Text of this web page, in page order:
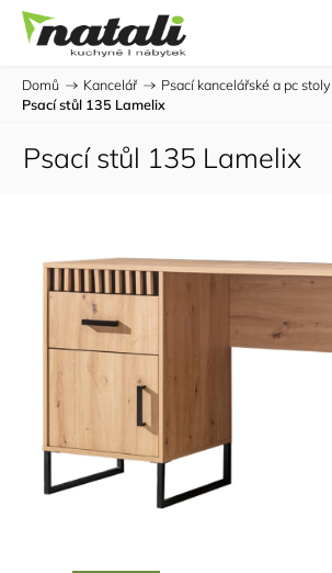
Domů / Kancelář / Psací kancelářské a pc stoly
Psací stůl 135 Lamelix
Psací stůl 135 Lamelix